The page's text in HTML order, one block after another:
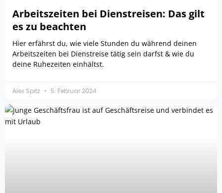
Arbeitszeiten bei Dienstreisen: Das gilt
es zu beachten
Hier erfährst du, wie viele Stunden du während deinen
Arbeitszeiten bei Dienstreise tätig sein darfst & wie du
deine Ruhezeiten einhältst.
Alex Spitz 5. Februar 2024